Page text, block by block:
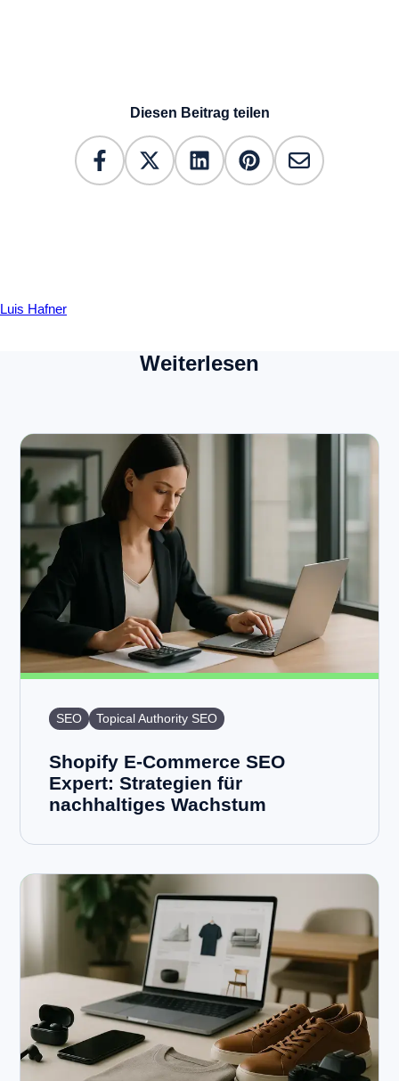
Diesen Beitrag teilen
Luis Hafner
Weiterlesen
SEO Topical Authority SEO
Shopify E-Commerce SEO
Expert: Strategien für
nachhaltiges Wachstum